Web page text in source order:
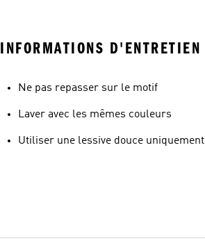
INFORMATIONS D'ENTRETIEN
Ne pas repasser sur le motif
Laver avec les mêmes couleurs
Utiliser une lessive douce uniquement